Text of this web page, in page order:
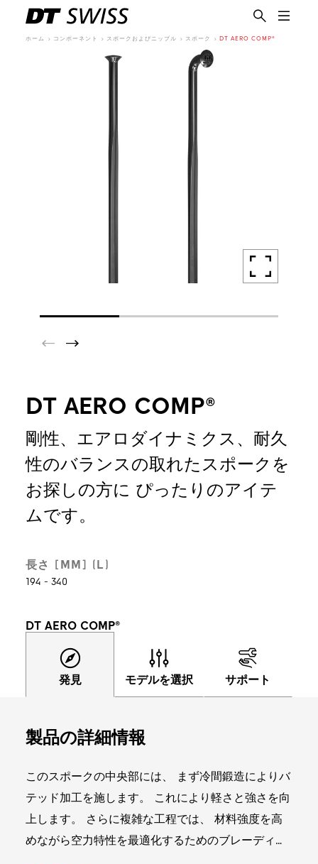
ホーム コンポーネント スポークおよびニップル スポーク DT AERO COMP®
DT AERO COMP®
剛性、エアロダイナミクス、耐久
性のバランスの取れたスポークを
お探しの方に ぴったりのアイテ
ムです。
長さ [MM] (L)
194 - 340
DT AERO COMP®
発見 モデルを選択 サポート
製品の詳細情報
このスポークの中央部には、 まず冷間鍛造によりバ
テッド加工を施します。 これにより軽さと強さを向
上します。 さらに複雑な工程では、 材料強度を高
めながら空力特性を最適化するためのブレーディン